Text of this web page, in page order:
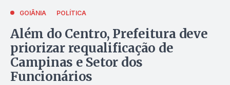
GOIÂNIA POLÍTICA
Além do Centro, Prefeitura deve
priorizar requalificação de
Campinas e Setor dos
Funcionários